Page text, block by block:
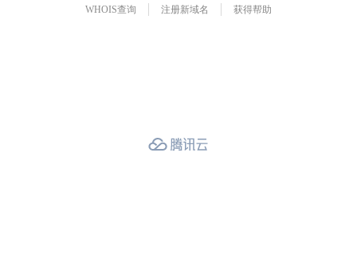
WHOIS查询 注册新域名 获得帮助